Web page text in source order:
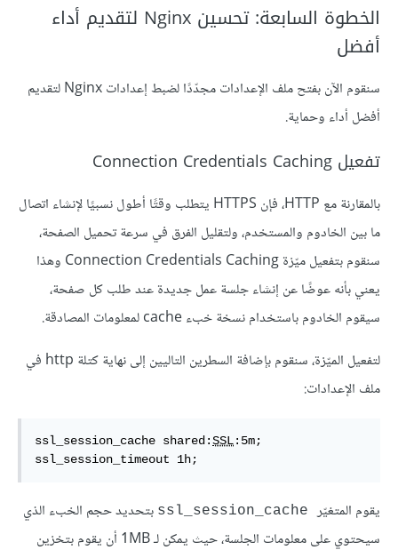
الخطوة السابعة: تحسين Nginx لتقديم أداء
أفضل
سنقوم الآن بفتح ملف الإعدادات مجدّدًا لضبط إعدادات Nginx لتقديم
أفضل أداء وحماية.
تفعيل Connection Credentials Caching
بالمقارنة مع HTTP، فإن HTTPS يتطلب وقتًا أطول نسبيًا لإنشاء اتصال
ما بين الخادوم والمستخدم، ولتقليل الفرق في سرعة تحميل الصفحة،
سنقوم بتفعيل ميّزة Connection Credentials Caching وهذا
يعني بأنه عوضًا عن إنشاء جلسة عمل جديدة عند طلب كل صفحة،
سيقوم الخادوم باستخدام نسخة خبء cache لمعلومات المصادقة.
لتفعيل الميّزة، سنقوم بإضافة السطرين التاليين إلى نهاية كتلة http في
ملف الإعدادات:
ssl_session_cache shared:SSL:5m;
ssl_session_timeout 1h;
يقوم المتغيّر
بتحديد حجم الخبء الذي
سيحتوي على معلومات الجلسة، حيث يمكن لـ 1MB أن يقوم بتخزين